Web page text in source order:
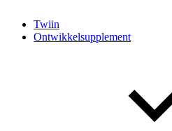
Twiin
Ontwikkelsupplement